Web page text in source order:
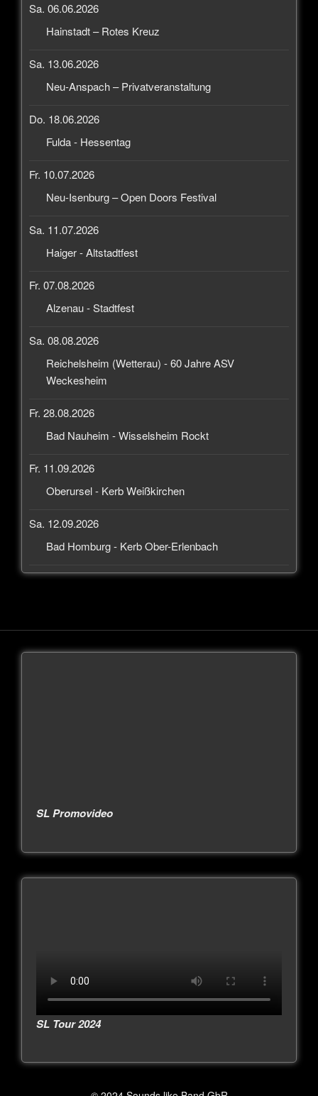
Sa. 06.06.2026
Hainstadt – Rotes Kreuz
Sa. 13.06.2026
Neu-Anspach – Privatveranstaltung
Do. 18.06.2026
Fulda - Hessentag
Fr. 10.07.2026
Neu-Isenburg – Open Doors Festival
Sa. 11.07.2026
Haiger - Altstadtfest
Fr. 07.08.2026
Alzenau - Stadtfest
Sa. 08.08.2026
Reichelsheim (Wetterau) - 60 Jahre ASV
Weckesheim
Fr. 28.08.2026
Bad Nauheim - Wisselsheim Rockt
Fr. 11.09.2026
Oberursel - Kerb Weißkirchen
Sa. 12.09.2026
Bad Homburg - Kerb Ober-Erlenbach
SL Promovideo
SL Tour 2024